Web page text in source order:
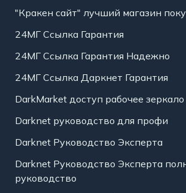
"Кракен сайт" лучший магазин
24МГ Ссылка Гарантия
24МГ Ссылка Гарантия Надежно
24МГ Ссылка Даркнет Гарантия
DarkMarket доступ рабочее зеркало
Darknet руководство для профи
Darknet Руководство Эксперта
Darknet Руководство Эксперта
руководство